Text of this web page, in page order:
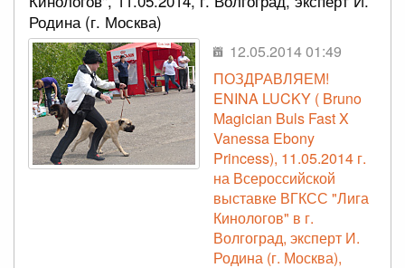
Родина (г. Москва)
12.05.2014 01:49
ПОЗДРАВЛЯЕМ!
ENINA LUCKY ( Bruno
Magician Buls Fast X
Vanessa Ebony
Princess), 11.05.2014 г.
на Всероссийской
выставке ВГКСС "Лига
Кинологов" в г.
Волгоград, эксперт И.
Родина (г. Москва),